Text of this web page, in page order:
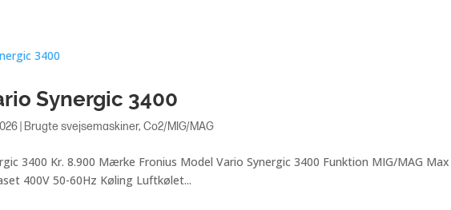
Synergic 3400
Brugte svejsemaskiner,Co2/MIG/MAG
3400 Kr. 8.900 Mærke Fronius Model Vario Synergic 3400 Funktion MIG/MAG
400V 50-60Hz Køling Luftkølet...